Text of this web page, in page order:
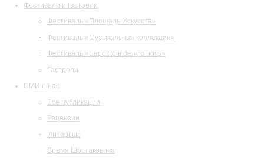
Фестивали и гастроли
Фестиваль «Площадь Искусств»
Фестиваль «Музыкальная коллекция»
Фестиваль «Барокко в белую ночь»
Гастроли
СМИ о нас
Все публикации
Рецензии
Интервью
Время Шостаковича